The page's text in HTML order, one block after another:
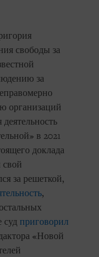
свободы за
за
организаций
в 2021
доклада
за решеткой,
,
суд приговорил
«Новой